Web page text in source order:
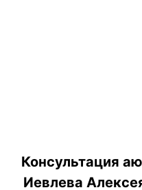
Консультация
Иевлева